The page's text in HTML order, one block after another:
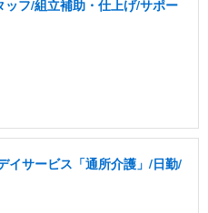
フ/組立補助・仕上げ/サポー
イサービス「通所介護」/日勤/